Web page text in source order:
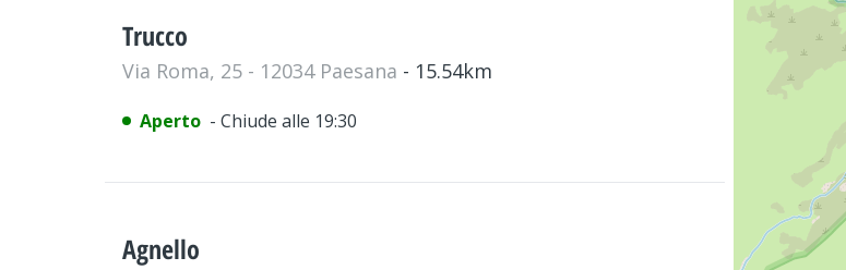
Trucco
Via Roma, 25 - 12034 Paesana - 15.54km
Aperto - Chiude alle 19:30
Agnello